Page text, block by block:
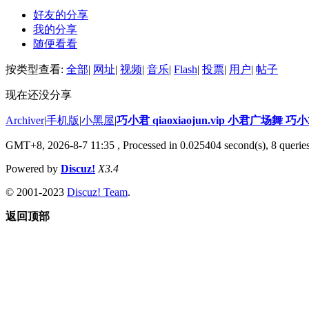
好友的分享
我的分享
随便看看
按类型查看: 全部| 网址| 视频| 音乐| Flash| 投票| 用户| 帖子
现在还没分享
Archiver|手机版|小黑屋|巧小君 qiaoxiaojun.vip 小君广场舞 巧
GMT+8, 2026-8-7 11:35 , Processed in 0.025404 second(s), 8
Powered by Discuz! X3.4
© 2001-2023 Discuz! Team.
返回顶部